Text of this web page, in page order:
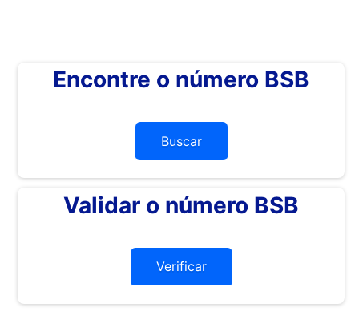
Encontre o número BSB
Buscar
Validar o número BSB
Verificar